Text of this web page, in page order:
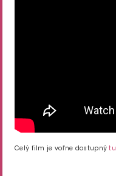
Celý film je voľne dostupnýtu